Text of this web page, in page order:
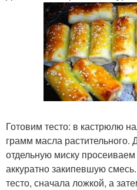
Готовим тесто: в кастрюлю
грамм масла
отдельную миску
аккуратно закипевшую
тесто, сначала ложкой, а